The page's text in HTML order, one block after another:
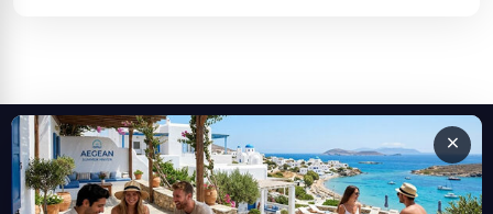
×
Εγγραφείτε στο newsletter μας